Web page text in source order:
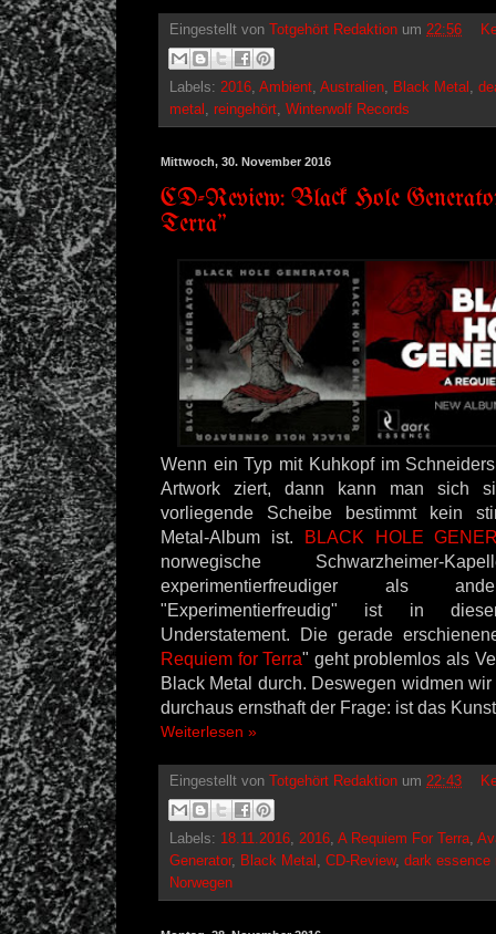
Eingestellt von Totgehört Redaktion um 22:56
Labels: 2016, Ambient, Australien, Black Metal ,
metal , reingehört, Winterwolf Records
Mittwoch, 30. November 2016
CD-Review: Black Hole
Terra"
Wenn ein Typ mit Kuhkopf im
Artwork ziert, dann kann man sich
vorliegende Scheibe bestimmt kein
Metal-Album ist.
BLACK HOLE
norwegische
experimentierfreudiger als
"Experimentierfreudig" ist in
Understatement. Die gerade
Requiem for Terra" geht problemlos als
Black Metal durch. Deswegen widmen
durchaus ernsthaft der Frage: ist das
Weiterlesen »
Eingestellt von Totgehört Redaktion um 22:43
Labels: 18.11.2016, 2016, A Requiem For Terra,
Generator, Black Metal , CD-Review, dark essence
Norwegen